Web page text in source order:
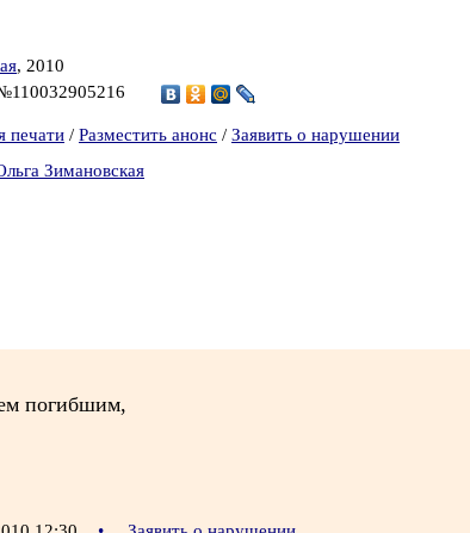
, 2010
печати / Разместить анонс / Заявить о нарушении
Зимановская
погибшим,